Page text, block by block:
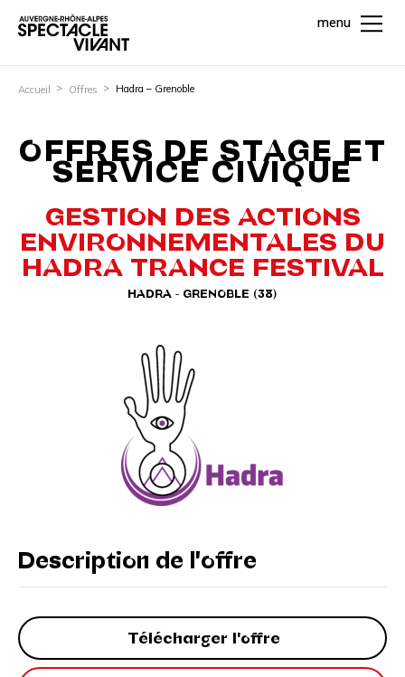
menu
Accueil Offres Hadra – Grenoble
OFFRES DE STAGE ET
SERVICE CIVIQUE
GESTION DES ACTIONS
ENVIRONNEMENTALES DU
HADRA TRANCE FESTIVAL
HADRA - GRENOBLE (38)
Description de l'offre
Télécharger l'offre